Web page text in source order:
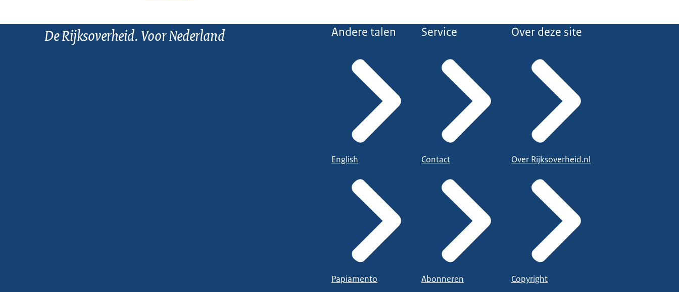
De Rijksoverheid. Voor Nederland Andere talen
English
Papiamento
Service
Contact
Abonneren
Over deze site
Over Rijksoverheid.nl
Copyright